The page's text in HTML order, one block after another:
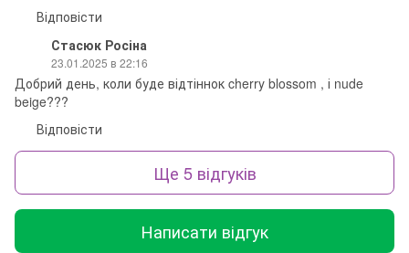
Відповісти
Стасюк Росіна
23.01.2025 в 22:16
Добрий день, коли буде відтіннок cherry blossom , і nude
beige???
Відповісти
Ще 5 відгуків
Написати відгук